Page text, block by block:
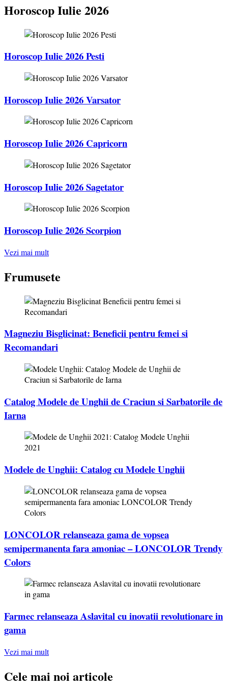
Horoscop Iulie 2026
Horoscop Iulie 2026 Pesti
Horoscop Iulie 2026 Varsator
Horoscop Iulie 2026 Capricorn
Horoscop Iulie 2026 Sagetator
Horoscop Iulie 2026 Scorpion
Vezi mai mult
Frumusete
Magneziu Bisglicinat: Beneficii pentru femei si
Recomandari
Catalog Modele de Unghii de Craciun si Sarbatorile de
Iarna
Modele de Unghii: Catalog cu Modele Unghii
LONCOLOR relanseaza gama de vopsea
semipermanenta fara amoniac – LONCOLOR Trendy
Colors
Farmec relanseaza Aslavital cu inovatii revolutionare in
gama
Vezi mai mult
Cele mai noi articole